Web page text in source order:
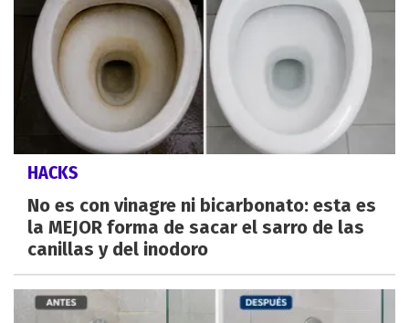
HACKS
No es con vinagre ni bicarbonato: esta es
la MEJOR forma de sacar el sarro de las
canillas y del inodoro